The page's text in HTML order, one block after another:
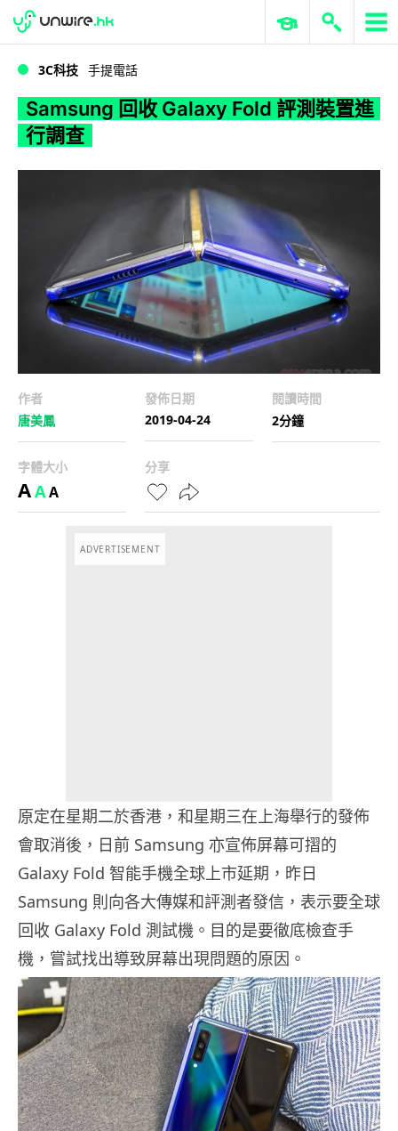
WWDC 2026 ERP 與商業 AI
3C科技 手提電話
Samsung 回收 Galaxy Fold 評測裝置進
行調查
作者
唐美鳳
發佈日期
2019-04-24
閱讀時間
2分鐘
字體大小
AAA
分享
ADVERTISEMENT
原定在星期二於香港，和星期三在上海舉行的發佈
會取消後，日前 Samsung 亦宣佈屏幕可摺的
Galaxy Fold 智能手機全球上市延期，昨日
Samsung 則向各大傳媒和評測者發信，表示要全球
回收 Galaxy Fold 測試機。目的是要徹底檢查手
機，嘗試找出導致屏幕出現問題的原因。